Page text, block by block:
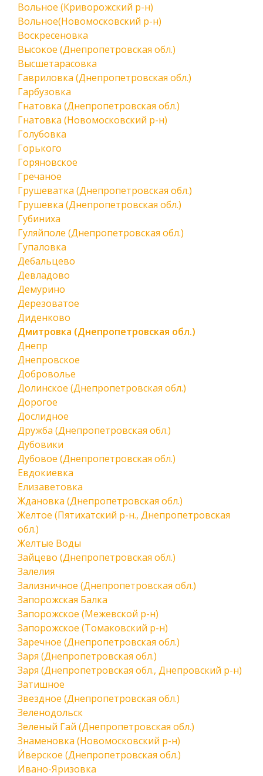
Вольное (Криворожский р-н)
Вольное(Новомосковский р-н)
Воскресеновка
Высокое (Днепропетровская обл.)
Высшетарасовка
Гавриловка (Днепропетровская обл.)
Гарбузовка
Гнатовка (Днепропетровская обл.)
Гнатовка (Новомосковский р-н)
Голубовка
Горького
Горяновское
Гречаное
Грушеватка (Днепропетровская обл.)
Грушевка (Днепропетровская обл.)
Губиниха
Гуляйполе (Днепропетровская обл.)
Гупаловка
Дебальцево
Девладово
Демурино
Дерезоватое
Диденково
Дмитровка (Днепропетровская обл.)
Днепр
Днепровское
Доброволье
Долинское (Днепропетровская обл.)
Дорогое
Дослидное
Дружба (Днепропетровская обл.)
Дубовики
Дубовое (Днепропетровская обл.)
Евдокиевка
Елизаветовка
Ждановка (Днепропетровская обл.)
Желтое (Пятихатский р-н., Днепропетровская
обл.)
Желтые Воды
Зайцево (Днепропетровская обл.)
Залелия
Зализничное (Днепропетровская обл.)
Запорожская Балка
Запорожское (Межевской р-н)
Запорожское (Томаковский р-н)
Заречное (Днепропетровская обл.)
Заря (Днепропетровская обл.)
Заря (Днепропетровская обл., Днепровский р-н)
Затишное
Звездное (Днепропетровская обл.)
Зеленодольск
Зеленый Гай (Днепропетровская обл.)
Знаменовка (Новомосковский р-н)
И́верское (Днепропетровская обл.)
Ивано-Яризовка